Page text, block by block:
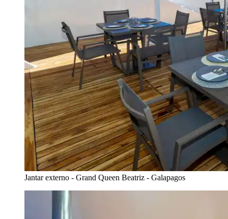
Jantar externo - Grand Queen Beatriz - Galapagos